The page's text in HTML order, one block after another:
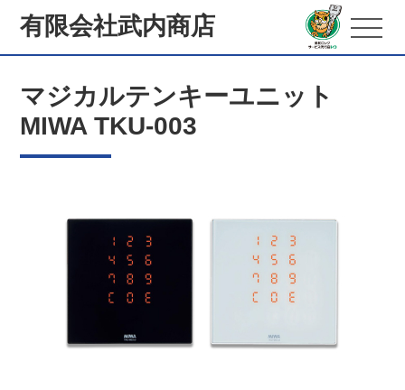
有限会社武内商店
マジカルテンキーユニット
MIWA TKU-003